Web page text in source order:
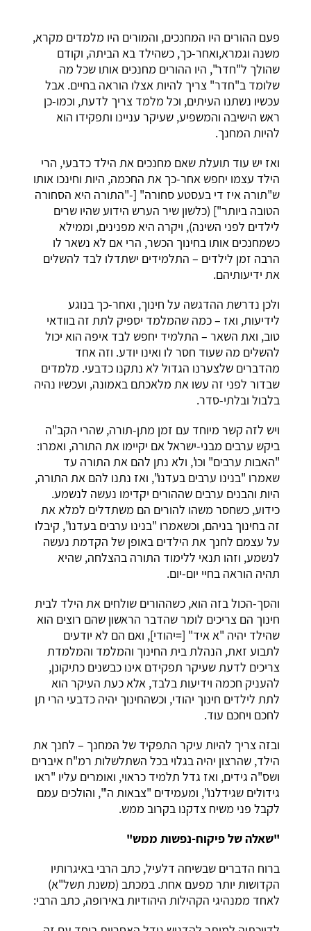
פעם ההורים היו המחנכים, והמורים היו מלמדים מקרא,
משנה וגמרא,ואחר-כך, כשהילד בא הביתה, וקודם
שהולך ל"חדר", היו ההורים מחנכים אותו שכל מה
שלומד ב"חדר" צריך להיות אצלו הוראה בחיים. אבל
עכשיו נשתנו העיתים, וכל מלמד צריך לדעת, וכמו-כן
ראש הישיבה והמשפיע, שעיקר עניינו ותפקידו הוא
להיות המחנך.
ואז יש עוד תועלת שאם מחנכים את הילד כדבעי, הרי
הילד עצמו יחפש אחר-כך את החכמה, היות וחינכו אותו
ש"תורה איז די בעסטע סחורה" [-"התורה היא הסחורה
הטובה ביותר"] (כלשון שיר הערש הידוע שהיו שרים
לילדים לפני השינה), ויקרה היא מפנינים, וממילא
כשמחנכים אותו בחינוך הכשר, הרי אם לא נשאר לו
הרבה זמן לילדים – התלמידים ישתדלו לבד להשלים
את ידיעותיהם.
ולכן נדרשת ההדגשה על חינוך, ואחר-כך בנוגע
לידיעות, ואז – כמה שהמלמד יספיק לתת זה בוודאי
טוב, ואת השאר – התלמיד יחפש לבד איפה הוא יכול
להשלים מה שעוד חסר לו ואינו יודע. וזה אחד
מהדברים שלצערנו הגדול לא נתקנו כדבעי. מלמדים
שבדור לפני זה עשו את מלאכתם באמונה, ועכשיו נהיה
בלבול ובלתי-סדר.
ויש לזה קשר מיוחד עם זמן מתן-תורה, שהרי הקב"ה
ביקש ערבים מבני-ישראל אם יקיימו את התורה, ואמרו:
"האבות ערבים" וכו', ולא נתן להם את התורה עד
שאמרו "בנינו ערבים בעדנו", ואז נתנו להם את התורה,
היות והבנים ערבים שההורים יקדימו נעשה לנשמע.
כידוע, כשחסר משהו להורים הם משתדלים למלא את
זה בחינוך בניהם, וכשאמרו "בנינו ערבים בעדנו", קיבלו
על עצמם לחנך את הילדים באופן של הקדמת נעשה
לנשמע, וזהו תנאי ללימוד התורה בהצלחה, שהיא
תהיה הוראה בחיי יום-יום.
והסך-הכול בזה הוא, כשההורים שולחים את הילד לבית
חינוך הם צריכים לומר שהדבר הראשון שהם רוצים הוא
שהילד יהיה "א איד" [=יהודי], ואם הם לא יודעים
לתבוע זאת, הנהלת בית החינוך והמלמד והמלמדת
צריכים לדעת שעיקר תפקידם אינו כבשנים כתיקונן,
להעניק חכמה וידיעות בלבד, אלא כעת העיקר הוא
לתת לילדים חינוך יהודי, וכשהחינוך יהיה כדבעי הרי תן
לחכם ויחכם עוד.
ובזה צריך להיות עיקר התפקיד של המחנך – לחנך את
הילד, שהרצון יהיה בגלוי בכל השתלשלות רמ"ח איברים
ושס"ה גידים, ואז גדל תלמיד כראוי, ואומרים עליו "ראו
גידולים שגידלנו", ומעמידים "צבאות ה'", והולכים עמם
לקבל פני משיח צדקנו בקרוב ממש.
"שאלה של פיקוח-נפשות ממש"
ברוח הדברים שבשיחה דלעיל, כתב הרבי באיגרותיו
הקדושות יותר מפעם אחת. במכתב (משנת תשל"א)
לאחד ממנהיגי הקהילות היהודיות באירופה, כתב הרבי: